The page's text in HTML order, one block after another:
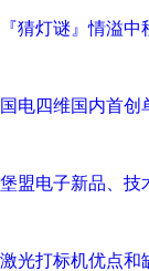
『猜灯谜』情溢
国电四维国内首创
堡盟电子新品、技
激光打标机优点和